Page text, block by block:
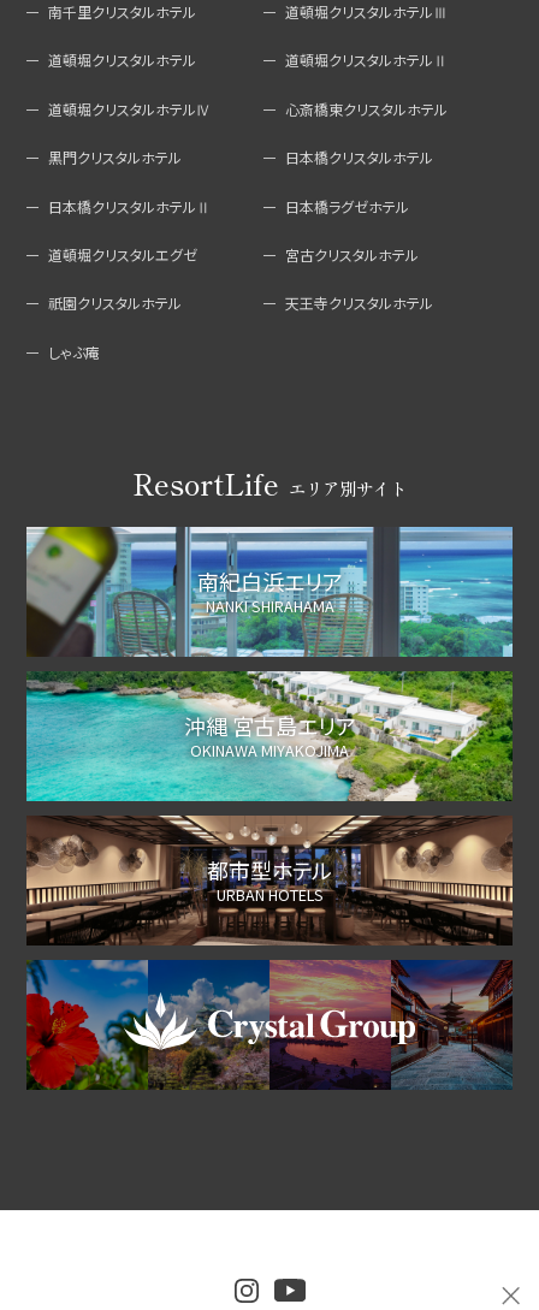
南千里クリスタルホテル 道頓堀クリスタルホテルⅢ
道頓堀クリスタルホテル 道頓堀クリスタルホテルⅡ
道頓堀クリスタルホテルⅣ 心斎橋東クリスタルホテル
黒門クリスタルホテル 日本橋クリスタルホテル
日本橋クリスタルホテルⅡ 日本橋ラグゼホテル
道頓堀クリスタルエグゼ 宮古クリスタルホテル
祇園クリスタルホテル 天王寺クリスタルホテル
しゃぶ庵
ResortLife エリア別サイト
南紀白浜エリア
NANKI SHIRAHAMA
沖縄 宮古島エリア
OKINAWA MIYAKOJIMA
都市型ホテル
URBAN HOTELS